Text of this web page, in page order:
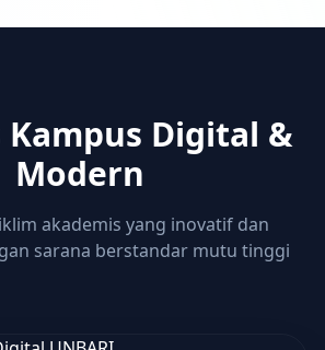
Kampus Digital &
Modern
akademis yang inovatif dan
sarana berstandar mutu tinggi